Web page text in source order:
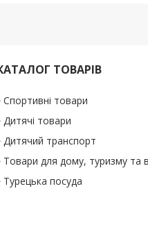
ТОВАРІВ
Спортивні товари
Дитячі товари
Дитячий транспорт
Товари для дому, туризму та
Турецька посуда